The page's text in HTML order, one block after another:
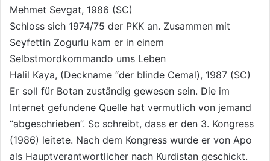
Mehmet Sevgat, 1986 (SC)
Schloss sich 1974/75 der PKK an. Zusammen mit
Seyfettin Zogurlu kam er in einem
Selbstmordkommando ums Leben
Halil Kaya, (Deckname “der blinde Cemal), 1987 (SC)
Er soll für Botan zuständig gewesen sein. Die im
Internet gefundene Quelle hat vermutlich von jemand
“abgeschrieben”. Sc schreibt, dass er den 3. Kongress
(1986) leitete. Nach dem Kongress wurde er von Apo
als Hauptverantwortlicher nach Kurdistan geschickt.